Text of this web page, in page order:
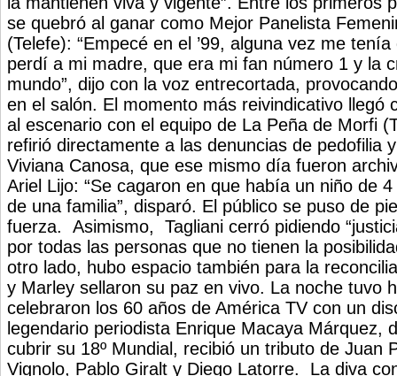
se quebró al ganar como Mejor Panelista
(Telefe): “Empecé en el ’99, alguna vez me
perdí a mi madre, que era mi fan número 1 y la
mundo”, dijo con la voz entrecortada,
en el salón. El momento más reivindicativo llegó
al escenario con el equipo de La Peña de Morfi
refirió directamente a las denuncias de pedofilia
Viviana Canosa, que ese mismo día fueron
Ariel Lijo: “Se cagaron en que había un niño de
de una familia”, disparó. El público se puso de
fuerza. Asimismo, Tagliani cerró pidiendo
por todas las personas que no tienen la
otro lado, hubo espacio también para la
y Marley sellaron su paz en vivo. La noche tuvo
celebraron los 60 años de América TV con un
legendario periodista Enrique Macaya Márquez,
cubrir su 18º Mundial, recibió un tributo de Juan
Vignolo, Pablo Giralt y Diego Latorre. La diva